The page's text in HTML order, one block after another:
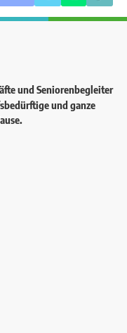
und Seniorenbegleiter
und ganze